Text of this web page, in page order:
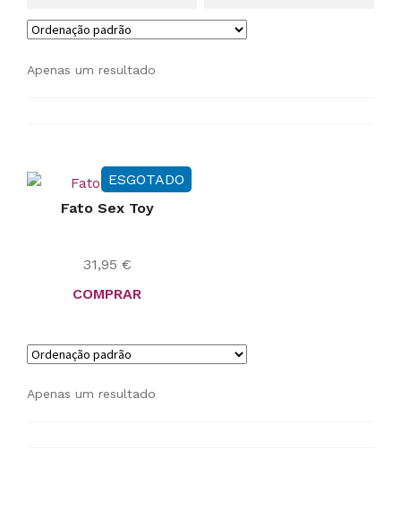
Apenas um resultado
ESGOTADO
Fato Sex Toy
31,95 €
COMPRAR
Apenas um resultado